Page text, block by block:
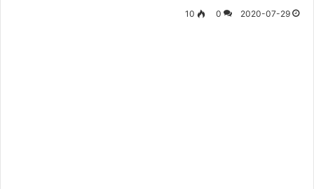
2020-07-29
0
10